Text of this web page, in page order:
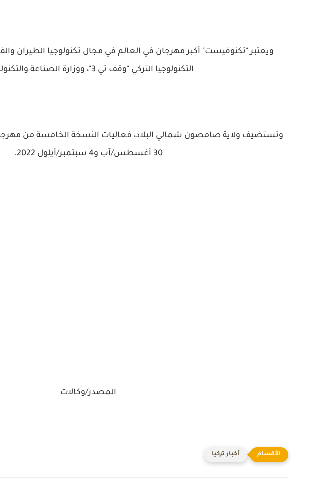
ويعتبر "تكنوفيست" أكبر مهرجان في العالم في مجال تكنولوجيا الطيران
التكنولوجيا التركي "وقف تي 3"، ووزارة الصناعة والتكنولوجيا.
وتستضيف ولاية صامصون شمالي البلاد، فعاليات النسخة الخامسة من
30 أغسطس/آب و4 سبتمبر/أيلول 2022.
المصدر/وكالات
أخبار تركيا